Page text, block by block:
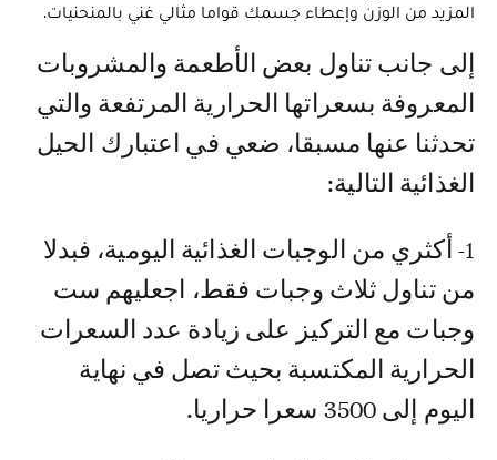
المزيد من الوزن وإعطاء جسمك قواما مثالي غني بالمنحنيات.
المعروفة بسعراتها الحرارية المرتفعة والتي
تحدثنا عنها مسبقا، ضعي في اعتبارك الحيل
الغذائية التالية:
1- أكثري من الوجبات الغذائية اليومية، فبدلا
من تناول ثلاث وجبات فقط، اجعليهم ست
وجبات مع التركيز على زيادة عدد السعرات
الحرارية المكتسبة بحيث تصل في نهاية
اليوم إلى 3500 سعرا حراريا.